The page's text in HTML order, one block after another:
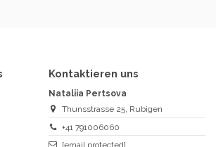
Kontaktieren uns
Nataliia Pertsova
Thunsstrasse 25, Rubigen
+41 791006060
[email protected]